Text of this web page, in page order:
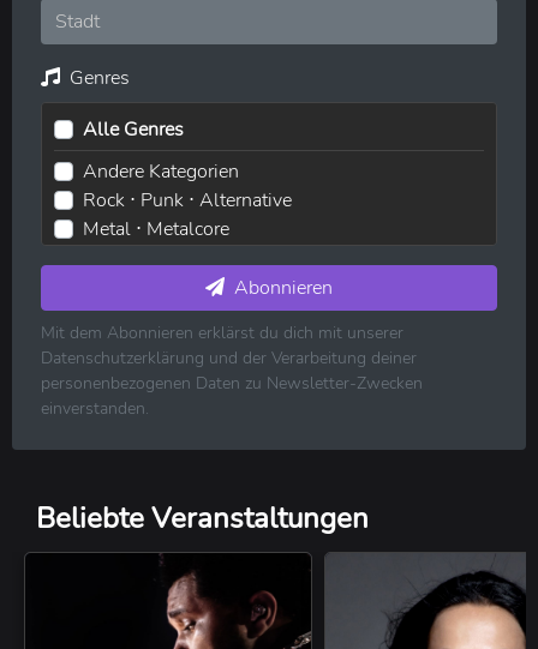
Genres
Alle Genres
Andere Kategorien
Rock ⋅ Punk ⋅ Alternative
Metal ⋅ Metalcore
Pop ⋅ Dance ⋅ Indie
Hip-Hop ⋅ Rap
R&B ⋅ Soul ⋅ Blues ⋅ Jazz
Volksmusik ⋅ Folk ⋅ Country ⋅ Schlager
Klassische Musik
Abonnieren
Mit dem Abonnieren erklärst du dich mit unserer
Datenschutzerklärung und der Verarbeitung deiner
personenbezogenen Daten zu Newsletter-Zwecken
einverstanden.
Beliebte Veranstaltungen